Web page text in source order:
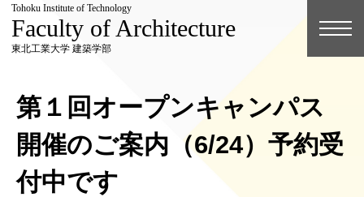
Tohoku Institute of Technology
Faculty of Architecture
東北工業大学 建築学部
第１回オープンキャンパス
開催のご案内（6/24）予約受
付中です